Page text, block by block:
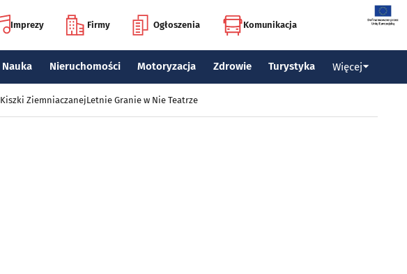
Imprezy Firmy Ogłoszenia Komunikacja
Nauka Nieruchomości Motoryzacja Zdrowie Turystyka Więcej
ZiemniaczanejLetnie Granie w Nie Teatrze